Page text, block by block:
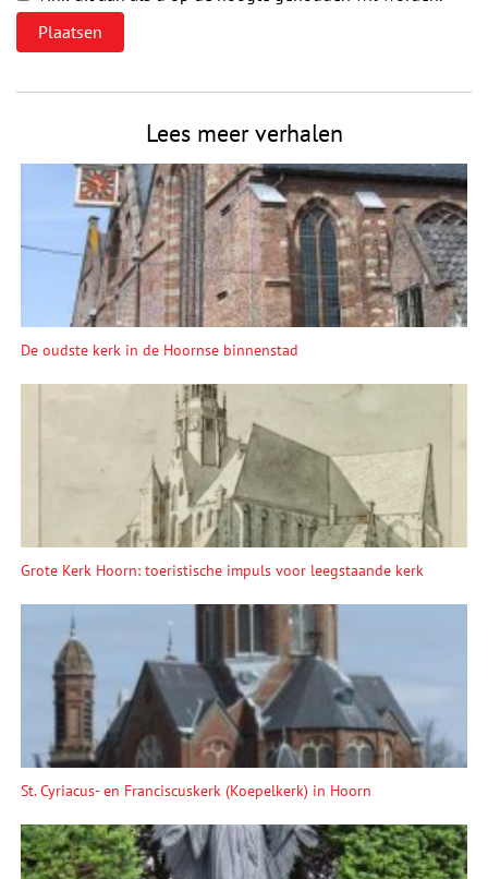
Lees meer verhalen
De oudste kerk in de Hoornse binnenstad
Grote Kerk Hoorn: toeristische impuls voor leegstaande kerk
St. Cyriacus- en Franciscuskerk (Koepelkerk) in Hoorn